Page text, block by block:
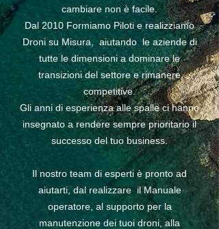
cambiare non è facile.
Dal 2010 Formiamo Piloti e realizziamo
Droni su Misura, aiutando le aziende di
tutte le dimensioni a dominare le
transizioni del settore e rimanere
competitive.
Gli anni di esperienza alle spalle ci hanno
insegnato a rendere sempre prioritario il
successo del tuo business.
Il nostro team di esperti è pronto ad
aiutarti, dal realizzare il Manuale
operatore, al supporto per la
manutenzione dei tuoi droni, alla